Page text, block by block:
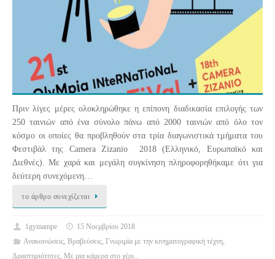
Πριν λίγες μέρες ολοκληρώθηκε η επίπονη διαδικασία επιλογής των
250 ταινιών από ένα σύνολο πάνω από 2000 ταινιών από όλο τον
κόσμο οι οποίες θα προβληθούν στα τρία διαγωνιστικά τμήματα του
Φεστιβάλ της Camera Zizanio 2018 (Ελληνικό, Ευρωπαϊκό και
Διεθνές). Με χαρά και μεγάλη συγκίνηση πληροφορηθήκαμε ότι για
δεύτερη συνεχόμενη…
το άρθρο συνεχίζεται
1gymampe
15 Νοεμβρίου 2018
Ανακοινώσεις, Βραβεύσεις, Γνωριμία με την κινηματογραφική τέχνη,
Δραστηριότητες, Με μια κάμερα στο χέρι...